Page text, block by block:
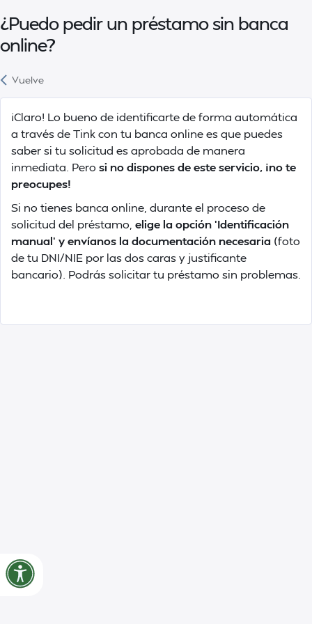
¿Puedo pedir un préstamo sin banca
online?
Vuelve
¡Claro! Lo bueno de identificarte de forma automática
a través de Tink con tu banca online es que puedes
saber si tu solicitud es aprobada de manera
inmediata. Pero si no dispones de este servicio, ¡no te
preocupes!
Si no tienes banca online, durante el proceso de
solicitud del préstamo, elige la opción 'Identificación
manual' y envíanos la documentación necesaria (foto
de tu DNI/NIE por las dos caras y justificante
bancario). Podrás solicitar tu préstamo sin problemas.